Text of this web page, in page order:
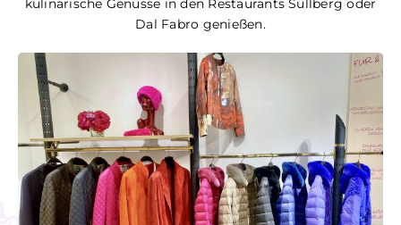
kulinarische Genüsse in den Restaurants Süllberg oder
Dal Fabro genießen.